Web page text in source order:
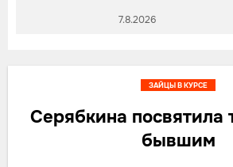
7.8.2026
Серябкина посвятила
бывшим
ЗАЙЦЫ В КУРСЕ